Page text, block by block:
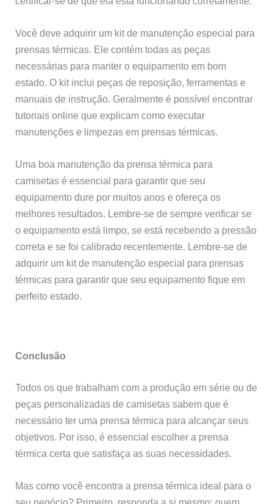
Você deve adquirir um kit de manutenção especial para
prensas térmicas. Ele contém todas as peças
necessárias para manter o equipamento em bom
estado. O kit inclui peças de reposição, ferramentas e
manuais de instrução. Geralmente é possível encontrar
tutoriais online que explicam como executar
manutenções e limpezas em prensas térmicas.
Uma boa manutenção da prensa térmica para
camisetas é essencial para garantir que seu
equipamento dure por muitos anos e ofereça os
melhores resultados. Lembre-se de sempre verificar se
o equipamento está limpo, se está recebendo a pressão
correta e se foi calibrado recentemente. Lembre-se de
adquirir um kit de manutenção especial para prensas
térmicas para garantir que seu equipamento fique em
perfeito estado.
Conclusão
Todos os que trabalham com a produção em série ou de
peças personalizadas de camisetas sabem que é
necessário ter uma prensa térmica para alcançar seus
objetivos. Por isso, é essencial escolher a prensa
térmica certa que satisfaça as suas necessidades.
Mas como você encontra a prensa térmica ideal para o